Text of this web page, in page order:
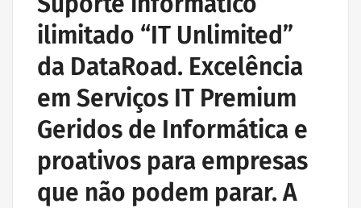
REDE ESTRUTURADA INFORMÁTICA
SERVIÇOS INFORMÁTICA E ASSISTÊNCIA INFORMÁTICA
ilimitado “IT Unlimited”
da DataRoad. Excelência
em Serviços IT Premium
Geridos de Informática e
proativos para empresas
que não podem parar. A